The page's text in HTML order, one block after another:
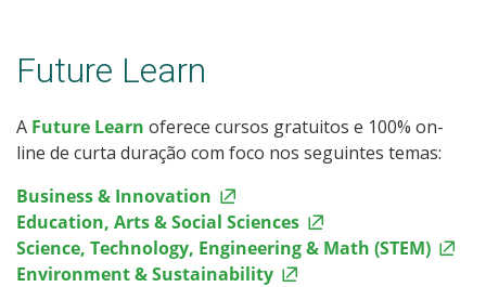
Future Learn
A Future Learn oferece cursos gratuitos e 100% on-
line de curta duração com foco nos seguintes temas:
Business & Innovation
Education, Arts & Social Sciences
Science, Technology, Engineering & Math (STEM)
Environment & Sustainability